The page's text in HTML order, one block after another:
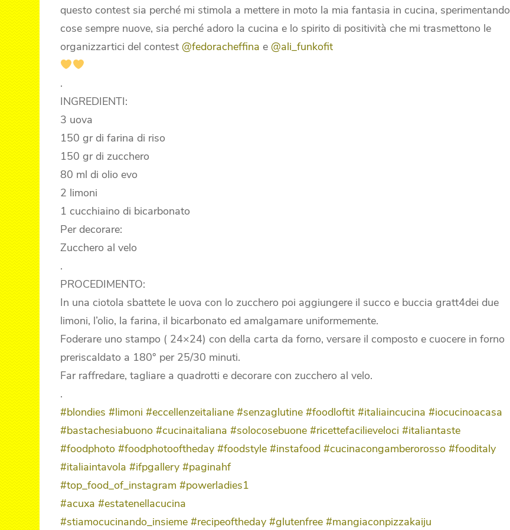
questo contest sia perché mi stimola a mettere in moto la mia fantasia in cucina, sperimentando
cose sempre nuove, sia perché adoro la cucina e lo spirito di positività che mi trasmettono le
organizzartici del contest @fedoracheffina e @ali_funkofit
.
INGREDIENTI:
3 uova
150 gr di farina di riso
150 gr di zucchero
80 ml di olio evo
2 limoni
1 cucchiaino di bicarbonato
Per decorare:
Zucchero al velo
.
PROCEDIMENTO:
In una ciotola sbattete le uova con lo zucchero poi aggiungere il succo e buccia gratt4dei due
limoni, l’olio, la farina, il bicarbonato ed amalgamare uniformemente.
Foderare uno stampo ( 24×24) con della carta da forno, versare il composto e cuocere in forno
preriscaldato a 180° per 25/30 minuti.
Far raffredare, tagliare a quadrotti e decorare con zucchero al velo.
.
#blondies #limoni #eccellenzeitaliane #senzaglutine #foodloftit #italiaincucina #iocucinoacasa
#bastachesiabuono #cucinaitaliana #solocosebuone #ricettefacilieveloci #italiantaste
#foodphoto #foodphotooftheday #foodstyle #instafood #cucinacongamberorosso #fooditaly
#italiaintavola #ifpgallery #paginahf
#top_food_of_instagram #powerladies1
#acuxa #estatenellacucina
#stiamocucinando_insieme #recipeoftheday #glutenfree #mangiaconpizzakaiju